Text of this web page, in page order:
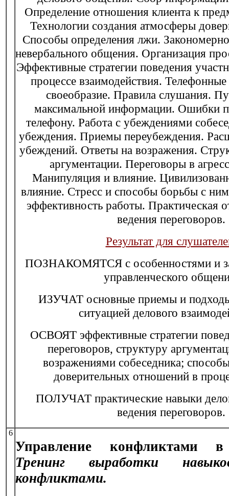
Определение отношения клиента к
Технологии создания атмосферы
Способы определения лжи.
невербального общения. Организация
Эффективные стратегии поведения
процессе взаимодействия.
своеобразие. Правила слушания.
максимальной информации. Ошибки
телефону. Работа с убеждениями
убеждения. Приемы переубеждения.
убеждений. Ответы на возражения.
аргументации. Переговоры в
Манипуляция и влияние.
влияние. Стресс и способы борьбы с
эффективность работы. Практическая
ведения переговоров.
Результат для
ПОЗНАКОМЯТСЯ с особенностями и
управленческого
ИЗУЧАТ основные приемы и
ситуацией делового
ОСВОЯТ эффективные стратегии
переговоров, структуру
возражениями собеседника;
доверительных отношений в
ПОЛУЧАТ практические навыки
ведения переговоров.
6
Управление конфликтами в
Тренинг выработки
конфликтами.